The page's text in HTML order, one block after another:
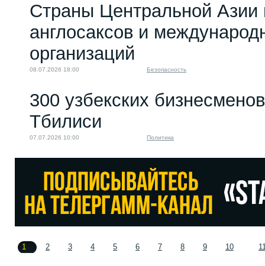
Страны Центральной Азии
англосаксов и
организаций
08.07.2026 18:00 Безопасность
300 узбекских
Тбилиси
07.07.2026 10:00 Политика
1 2 3 4 5 6 7 8 9 10